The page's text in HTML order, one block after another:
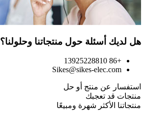
هل لديك أسئلة حول منتجاتنا وحلولنا؟
+86 13925228810
Sikes@sikes-elec.com
استفسار عن منتج أو حل
منتجات قد تعجبك
منتجاتنا الأكثر شهرة ومبيعًا